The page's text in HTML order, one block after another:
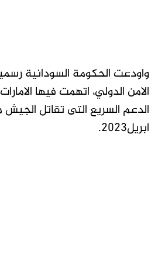
واودعت الحكومة السودانية
الامن الدولي، اتهمت فيها
الدعم السريع التى تقاتل
ابريل2023.